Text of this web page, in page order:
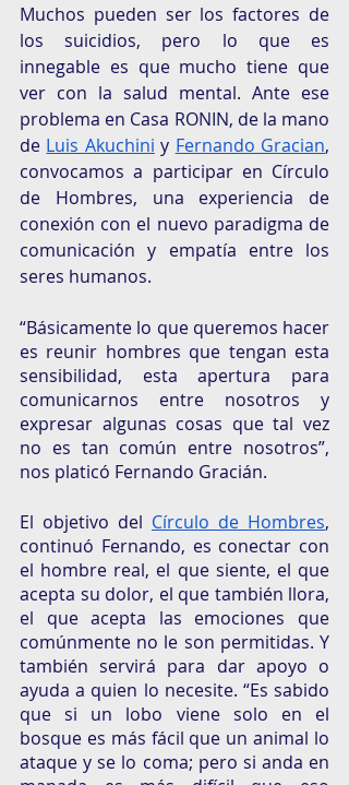
Muchos pueden ser los factores de
los suicidios, pero lo que es
innegable es que mucho tiene que
ver con la salud mental. Ante ese
problema en Casa RONIN, de la mano
de Luis Akuchini y Fernando Gracian,
convocamos a participar en Círculo
de Hombres, una experiencia de
conexión con el nuevo paradigma de
comunicación y empatía entre los
seres humanos.
“Básicamente lo que queremos hacer
es reunir hombres que tengan esta
sensibilidad, esta apertura para
comunicarnos entre nosotros y
expresar algunas cosas que tal vez
no es tan común entre nosotros”,
nos platicó Fernando Gracián.
El objetivo del Círculo de Hombres,
continuó Fernando, es conectar con
el hombre real, el que siente, el que
acepta su dolor, el que también llora,
el que acepta las emociones que
comúnmente no le son permitidas. Y
también servirá para dar apoyo o
ayuda a quien lo necesite. “Es sabido
que si un lobo viene solo en el
bosque es más fácil que un animal lo
ataque y se lo coma; pero si anda en